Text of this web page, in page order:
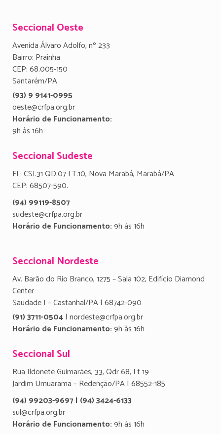
Seccional Oeste
Avenida Álvaro Adolfo, nº 233
Bairro: Prainha
CEP: 68.005-150
Santarém/PA
(93) 9 9141-0995
oeste@crfpa.org.br
Horário de Funcionamento:
9h às 16h
Seccional Sudeste
FL: CSI.31 QD.07 LT.10, Nova Marabá, Marabá/PA
CEP: 68507-590.
(94) 99119-8507
sudeste@crfpa.org.br
Horário de Funcionamento:9h às 16h
Seccional Nordeste
Av. Barão do Rio Branco, 1275 – Sala 102, Edifício Diamond
Center
Saudade I – Castanhal/PA | 68742-090
(91) 3711-0504| nordeste@crfpa.org.br
Horário de Funcionamento:9h às 16h
Seccional Sul
Rua Ildonete Guimarães, 33, Qdr 68, Lt 19
Jardim Umuarama – Redenção/PA | 68552-185
(94) 99203-9697 | (94) 3424-6133
sul@crfpa.org.br
Horário de Funcionamento:9h às 16h